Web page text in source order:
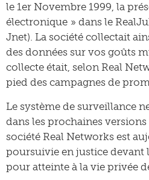
le 1er Novembre 1999, la
électronique » dans le
Jnet). La société collectait
des données sur vos goûts
collecte était, selon Real
pied des campagnes de
Le système de surveillance
dans les prochaines
société Real Networks est
poursuivie en justice devant
pour atteinte à la vie privée